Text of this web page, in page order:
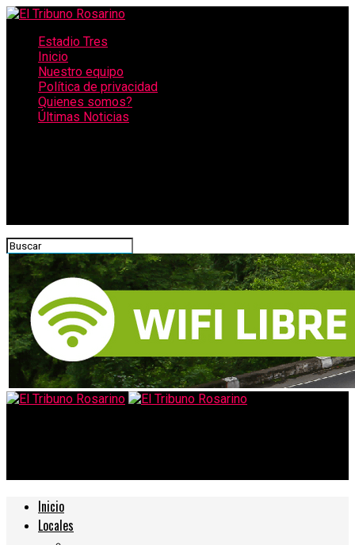
Estadio Tres
Inicio
Nuestro equipo
Política de privacidad
Quienes somos?
Últimas Noticias
Inicio
Locales